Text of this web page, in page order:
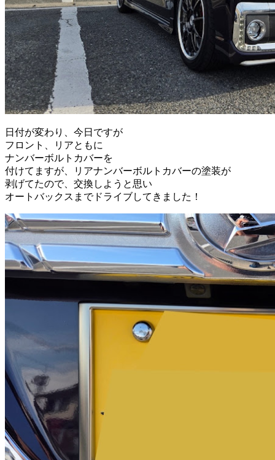
日付が変わり、今日ですが
フロント、リアともに
ナンバーボルトカバーを
付けてますが、リアナンバーボルトカバーの塗装が
剥げてたので、交換しようと思い
オートバックスまでドライブしてきました！